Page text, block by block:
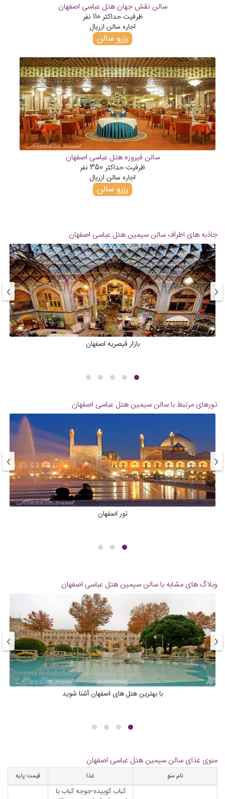
سالن نقش جهان هتل عباسی اصفهان
ظرفیت حداکثر 110 نفر
اجاره سالن ازریال
رزرو سالن
سالن فیروزه هتل عباسی اصفهان
ظرفیت حداکثر 350 نفر
اجاره سالن ازریال
رزرو سالن
جاذبه های اطراف سالن سیمین هتل عباسی اصفهان
بازار قیصریه اصفهان
‹
›
تورهای مرتبط با سالن سیمین هتل عباسی اصفهان
تور اصفهان
‹
›
وبلاگ های مشابه با سالن سیمین هتل عباسی اصفهان
با بهترین هتل های اصفهان آشنا شوید
‹
›
منوی غذای سالن سیمین هتل عباسی اصفهان
نام منو غذا قیمت پایه
کباب کوبیده-جوجه کباب با